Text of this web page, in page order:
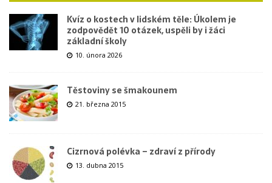
Kvíz o kostech v lidském těle: Úkolem je
zodpovědět 10 otázek, uspěli by i žáci
základní školy
10. února 2026
Těstoviny se šmakounem
21. března 2015
Cizrnová polévka – zdraví z přírody
13. dubna 2015